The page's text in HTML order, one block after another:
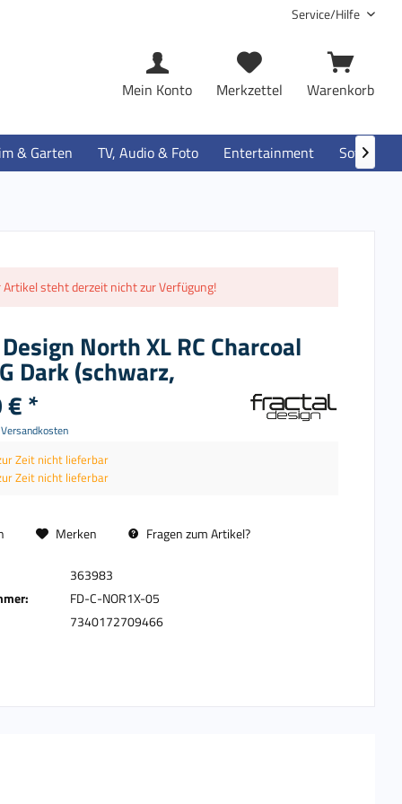
Service/Hilfe
Warenkorb
Merkzettel
Mein Konto
& Garten TV, Audio & Foto Entertainment Software

Artikel steht derzeit nicht zur Verfügung!
North XL RC Charcoal
Dark (schwarz,
*
Zeit nicht lieferbar
Zeit nicht lieferbar
Merken Fragen zum Artikel?
363983
FD-C-NOR1X-05
7340172709466